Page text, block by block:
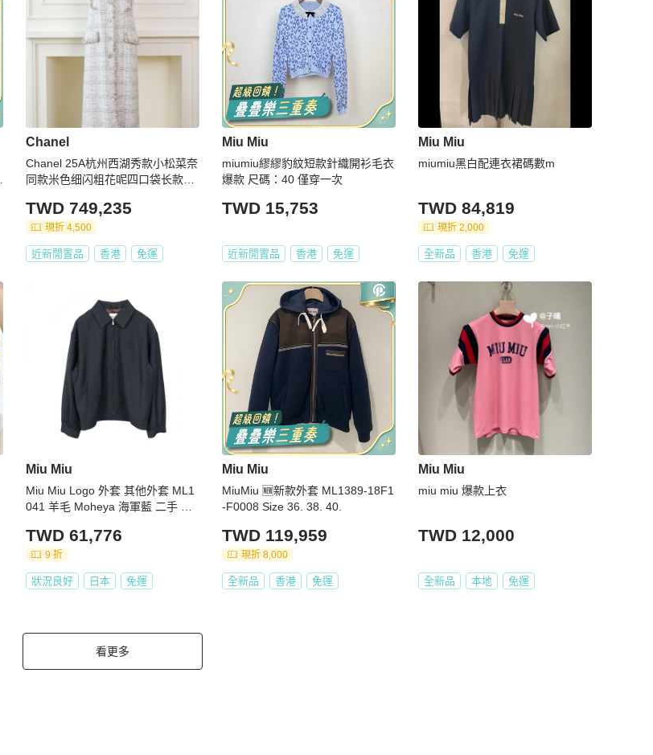
Chanel
Chanel 25A杭州西湖秀款小松菜奈
同款米色细闪粗花呢四口袋长款马
TWD 749,235
現折 4,500
近新閒置品 香港 免運
Miu Miu
miumiu繆繆豹紋短款針織開衫毛衣
爆款 尺碼：40 僅穿一次
TWD 15,753
近新閒置品 香港 免運
Miu Miu
miumiu黑白配連衣裙碼數m
TWD 84,819
現折 2,000
全新品 香港 免運
Miu Miu
Miu Miu Logo 外套 其他外套 ML1
041 羊毛 Moheya 海軍藍 二手 女
TWD 61,776
9 折
狀況良好 日本 免運
Miu Miu
MiuMiu 🆕新款外套 ML1389-18F1
-F0008 Size 36. 38. 40.
TWD 119,959
現折 8,000
全新品 香港 免運
Miu Miu
miu miu 爆款上衣
TWD 12,000
全新品 本地 免運
看更多